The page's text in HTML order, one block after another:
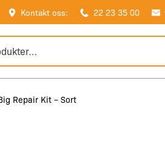
Kontakt oss: 22 23 35 00
Repair Kit – Sort